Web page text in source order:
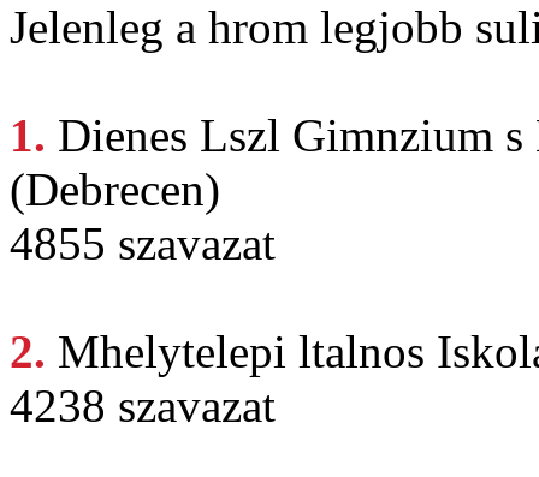
Jelenleg a hrom legjobb
1. Dienes Lszl Gimnzium s
(Debrecen)
4855 szavazat
2. Mhelytelepi ltalnos
4238 szavazat